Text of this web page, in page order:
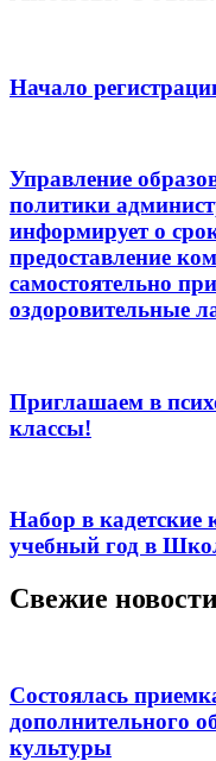
Начало
Управление
политики
информирует о
предоставление
самостоятельно
оздоровительные
Приглашаем в
классы!
Набор в кадетские
учебный год в
Свежие
Состоялась
дополнительного
культуры